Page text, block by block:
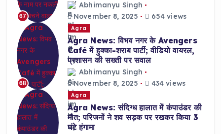
67
Abhimanyu Singh
November 8, 2025
654 views
68
Agra
Agra News: विभव नगर के Avengers
Café में हुक्का-शराब पार्टी; वीडियो वायरल,
प्रशासन की सख्ती पर सवाल
Abhimanyu Singh
November 8, 2025
434 views
Agra
Agra News: संदिग्ध हालात में कंपाउंडर की
मौत; परिजनों ने शव सड़क पर रखकर किया 3
घंटे हंगामा